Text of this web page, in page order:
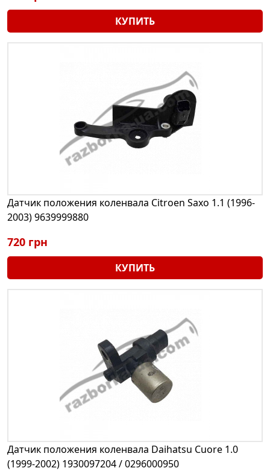
КУПИТЬ
Датчик положения коленвала Citroen Saxo 1.1 (1996-
2003) 9639999880
720 грн
КУПИТЬ
Датчик положения коленвала Daihatsu Cuore 1.0
(1999-2002) 1930097204 / 0296000950